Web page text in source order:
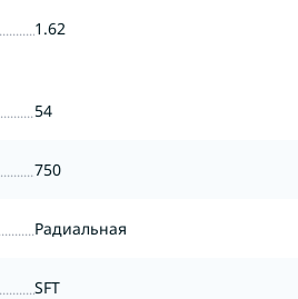
1.62
54
750
Радиальная
SFT